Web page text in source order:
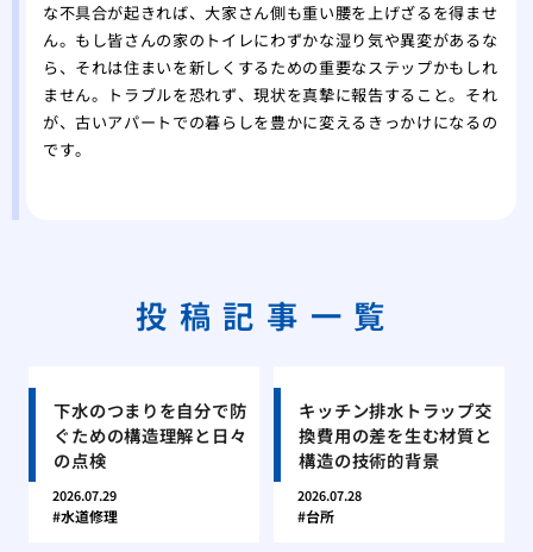
な不具合が起きれば、大家さん側も重い腰を上げざるを得ませ
ん。もし皆さんの家のトイレにわずかな湿り気や異変があるな
ら、それは住まいを新しくするための重要なステップかもしれ
ません。トラブルを恐れず、現状を真摯に報告すること。それ
が、古いアパートでの暮らしを豊かに変えるきっかけになるの
です。
投稿記事一覧
下水のつまりを自分で防
ぐための構造理解と日々
の点検
2026.07.29
水道修理
キッチン排水トラップ交
換費用の差を生む材質と
構造の技術的背景
2026.07.28
台所